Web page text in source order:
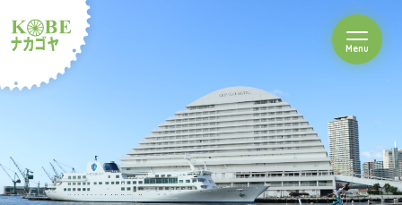
ルショップナカゴヤ
Menuを開閉